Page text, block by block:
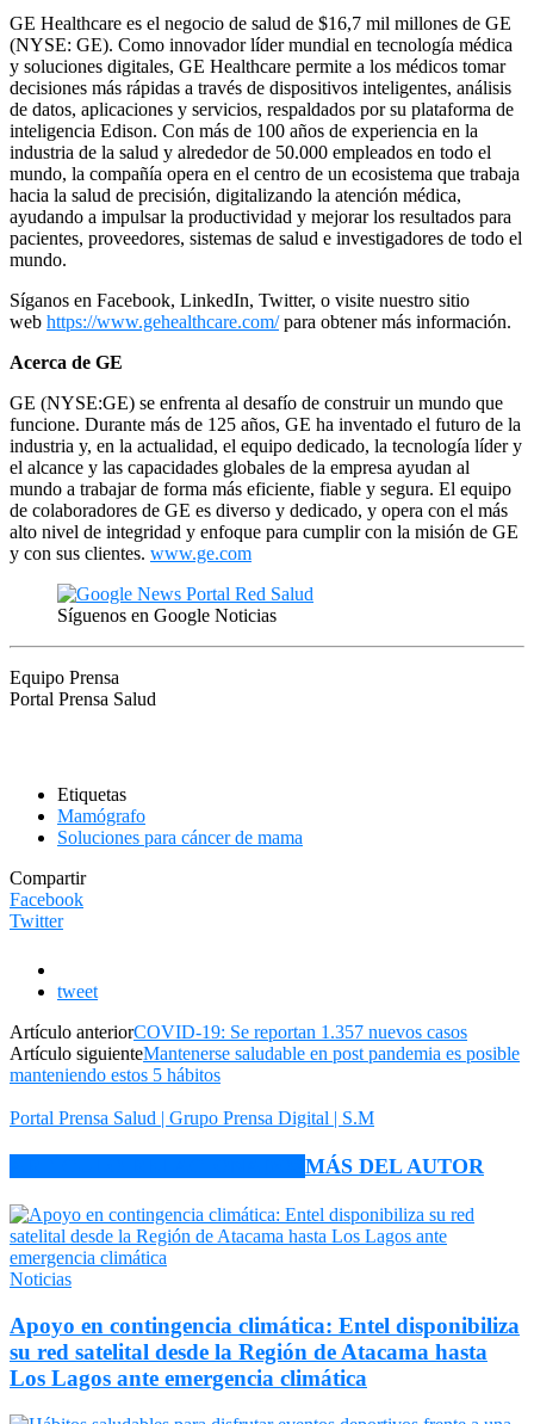
GE Healthcare es el negocio de salud de $16,7 mil millones de GE
(NYSE: GE). Como innovador líder mundial en tecnología médica
y soluciones digitales, GE Healthcare permite a los médicos tomar
decisiones más rápidas a través de dispositivos inteligentes, análisis
de datos, aplicaciones y servicios, respaldados por su plataforma de
inteligencia Edison. Con más de 100 años de experiencia en la
industria de la salud y alrededor de 50.000 empleados en todo el
mundo, la compañía opera en el centro de un ecosistema que trabaja
hacia la salud de precisión, digitalizando la atención médica,
ayudando a impulsar la productividad y mejorar los resultados para
pacientes, proveedores, sistemas de salud e investigadores de todo el
mundo.
Síganos en Facebook, LinkedIn, Twitter, o visite nuestro sitio
web https://www.gehealthcare.com/para obtener más información.
Acerca de GE
GE (NYSE:GE) se enfrenta al desafío de construir un mundo que
funcione. Durante más de 125 años, GE ha inventado el futuro de la
industria y, en la actualidad, el equipo dedicado, la tecnología líder y
el alcance y las capacidades globales de la empresa ayudan al
mundo a trabajar de forma más eficiente, fiable y segura. El equipo
de colaboradores de GE es diverso y dedicado, y opera con el más
alto nivel de integridad y enfoque para cumplir con la misión de GE
y con sus clientes. www.ge.com
Síguenos en Google Noticias
Equipo Prensa
Portal Prensa Salud
Etiquetas
Mamógrafo
Soluciones para cáncer de mama
Compartir
Facebook
Twitter
tweet
Artículo anteriorCOVID-19: Se reportan 1.357 nuevos casos
Artículo siguienteMantenerse saludable en post pandemia es posible
manteniendo estos 5 hábitos
Portal Prensa Salud | Grupo Prensa Digital | S.M
MÁS DEL AUTOR
Noticias
Apoyo en contingencia climática: Entel disponibiliza
su red satelital desde la Región de Atacama hasta
Los Lagos ante emergencia climática